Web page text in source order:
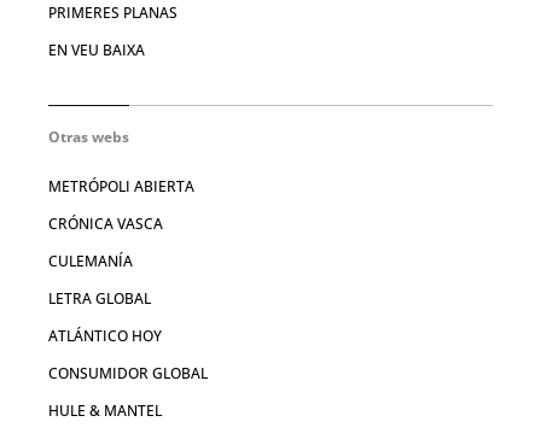
PRIMERES PLANAS
EN VEU BAIXA
Otras webs
METRÓPOLI ABIERTA
CRÓNICA VASCA
CULEMANÍA
LETRA GLOBAL
ATLÁNTICO HOY
CONSUMIDOR GLOBAL
HULE & MANTEL